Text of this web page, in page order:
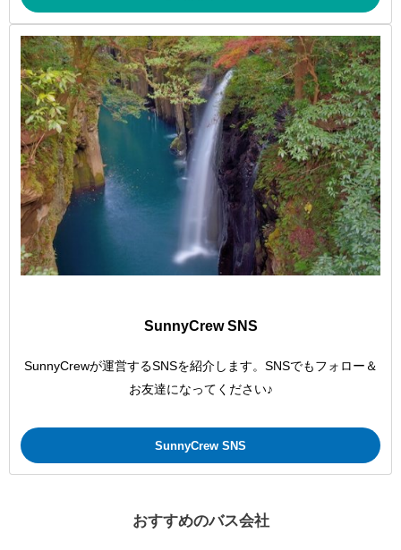
SunnyCrew SNS
SunnyCrewが運営するSNSを紹介します。SNSでもフォロー＆
お友達になってください♪
SunnyCrew SNS
おすすめのバス会社